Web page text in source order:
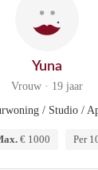
Yuna
Vrouw · 19 jaar
/ Studio /
€ 1000 Per